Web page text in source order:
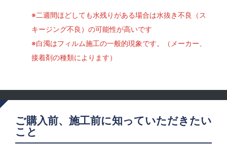
※二週間ほどしても水残りがある場合は水抜き不良（ス
キージング不良）の可能性が高いです
※白濁はフィルム施工の一般的現象です。（メーカー、
接着剤の種類によります）
ご購入前、施工前に知っていただきたい
こと